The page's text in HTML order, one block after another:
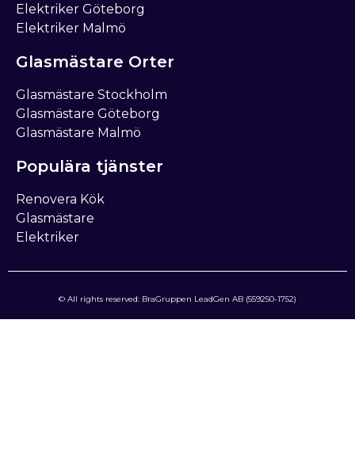
Populära tjänster
Renovera Kök
Glasmästare
Elektriker
Glasmästare Orter
Glasmästare Stockholm
Glasmästare Göteborg
Glasmästare Malmö
Elektriker Göteborg
Elektriker Malmö
© All rights reserved: BraGruppen LeadGen AB (559250-1752)